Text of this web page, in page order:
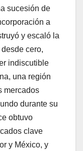
sucesión de
a
y escaló la
cero,
indiscutible
una región
mercados
durante su
obtuvo
clave
y México, y